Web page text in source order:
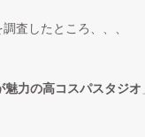
査したところ、、、
力の高コスパスタジオ